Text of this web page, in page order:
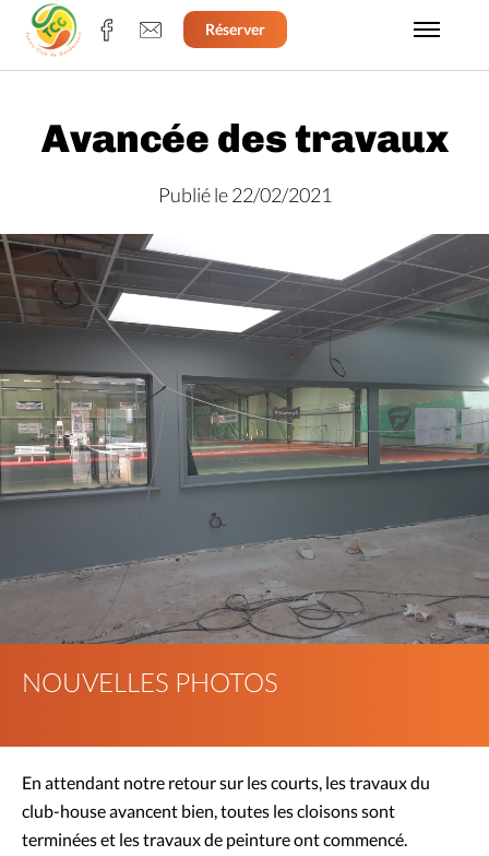
Réserver
Avancée des travaux
Publié le 22/02/2021
NOUVELLES PHOTOS
En attendant notre retour sur les courts, les travaux du
club-house avancent bien, toutes les cloisons sont
terminées et les travaux de peinture ont commencé.